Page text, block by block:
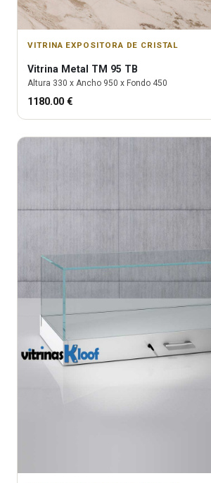
VITRINA EXPOSITORA DE CRISTAL
Vitrina Metal TM 95 TB
Altura 330 x Ancho 950 x Fondo 450
1180.00 €